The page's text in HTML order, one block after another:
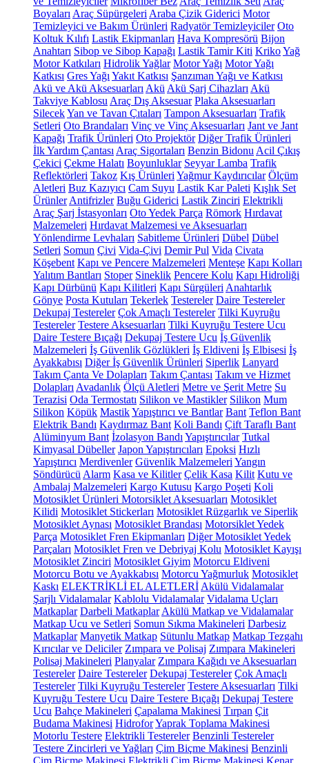
Boyaları Araç Süpürgeleri Araba Çizik Giderici Motor
Temizleyici ve Bakım Ürünleri Radyatör Temizleyiciler Oto
Koltuk Kılıfı Lastik Ekipmanları Hava Kompresörü Bijon
Anahtarı Sibop ve Sibop Kapağı Lastik Tamir Kiti KrikoYağ
Motor Katkıları Hidrolik Yağlar Motor Yağı Motor Yağı
Katkısı Gres Yağı Yakıt Katkısı Şanzıman Yağı ve Katkısı
Akü ve Akü Aksesuarları Akü Akü Şarj Cihazları Akü
Takviye Kablosu Araç Dış Aksesuar Plaka Aksesuarları
SilecekYan ve Tavan Çıtaları Tampon Aksesuarları Trafik
Setleri Oto Brandaları Vinç ve Vinç Aksesuarları Jant ve Jant
Kapağı Trafik Ürünleri Oto Projektör Diğer Trafik Ürünleri
İlk Yardım Çantası Araç Sigortaları Benzin Bidonu Acil Çıkış
Çekici Çekme Halatı Boyunluklar Seyyar Lamba Trafik
Reflektörleri Takoz Kış Ürünleri Yağmur Kaydırıcılar Ölçüm
Aletleri Buz Kazıyıcı Cam Suyu Lastik Kar Paleti Kışlık Set
Ürünler Antifrizler Buğu Giderici Lastik Zinciri Elektrikli
Araç Şarj İstasyonları Oto Yedek Parça Römork Hırdavat
Malzemeleri Hırdavat Malzemesi ve Aksesuarları
Yönlendirme Levhaları Sabitleme Ürünleri Dübel Dübel
Setleri Somun Çivi Vida-Çivi Demir Pul Vida Civata
Köşebent Kapı ve Pencere Malzemeleri Menteşe Kapı Kolları
Yalıtım Bantları Stoper Sineklik Pencere Kolu Kapı Hidroliği
Kapı Dürbünü Kapı Kilitleri Kapı Sürgüleri Anahtarlık
Gönye Posta Kutuları Tekerlek Testereler Daire Testereler
Dekupaj Testereler Çok Amaçlı Testereler Tilki Kuyruğu
Testereler Testere Aksesuarları Tilki Kuyruğu Testere Ucu
Daire Testere Bıçağı Dekupaj Testere Ucu İş Güvenlik
Malzemeleri İş Güvenlik Gözlükleri İş Eldiveni İş Elbisesi İş
Ayakkabısı Diğer İş Güvenlik Ürünleri Siperlik Lanyard
Takım Çanta Ve Dolapları Takım Çantası Takım ve Hizmet
Dolapları Avadanlık Ölçü Aletleri Metre ve Şerit Metre Su
Terazisi Oda Termostatı Silikon ve Mastikler Silikon Mum
Silikon Köpük MastikYapıştırıcı ve Bantlar Bant Teflon Bant
Elektrik Bandı Kaydırmaz Bant Koli Bandı Çift Taraflı Bant
Alüminyum Bant İzolasyon Bandı Yapıştırıcılar Tutkal
Kimyasal Dübeller Japon Yapıştırıcıları Epoksi Hızlı
Yapıştırıcı Merdivenler Güvenlik Malzemeleri Yangın
Söndürücü Alarm Kasa ve Kilitler Çelik Kasa Kilit Kutu ve
Ambalaj Malzemeleri Kargo Kutusu Kargo Poşeti Koli
Motosiklet Ürünleri Motorsiklet Aksesuarları Motosiklet
Kilidi Motosiklet Stickerları Motosiklet Rüzgarlık ve Siperlik
Motosiklet Aynası Motosiklet Brandası Motorsiklet Yedek
Parça Motosiklet Fren Ekipmanları Diğer Motosiklet Yedek
Parçaları Motosiklet Fren ve Debriyaj Kolu Motosiklet Kayışı
Motosiklet Zinciri Motosiklet Giyim Motorcu Eldiveni
Motorcu Botu ve Ayakkabısı Motorcu Yağmurluk Motosiklet
Kaskı ELEKTRİKLİ EL ALETLERİ Akülü Vidalamalar
Şarjlı Vidalamalar Kablolu Vidalamalar Vidalama Uçları
Matkaplar Darbeli Matkaplar Akülü Matkap ve Vidalamalar
Matkap Ucu ve Setleri Somun Sıkma Makineleri Darbesiz
Matkaplar Manyetik Matkap Sütunlu Matkap Matkap Tezgahı
Kırıcılar ve Deliciler Zımpara ve Polisaj Zımpara Makineleri
Polisaj Makineleri Planyalar Zımpara Kağıdı ve Aksesuarları
Testereler Daire Testereler Dekupaj Testereler Çok Amaçlı
Testereler Tilki Kuyruğu Testereler Testere Aksesuarları Tilki
Kuyruğu Testere Ucu Daire Testere Bıçağı Dekupaj Testere
Ucu Bahçe Makineleri Çapalama Makinesi Tırpan Çit
Budama Makinesi HidroforYaprak Toplama Makinesi
Motorlu Testere Elektrikli Testereler Benzinli Testereler
Testere Zincirleri ve Yağları Çim Biçme Makinesi Benzinli
Çim Biçme Makinesi Elektrikli Çim Biçme Makinesi Kenar